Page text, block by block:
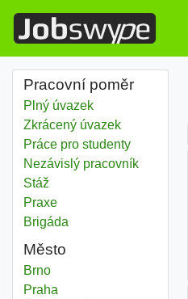
Pracovní poměr
Plný úvazek
Zkrácený úvazek
Práce pro studenty
Nezávislý pracovník
Stáž
Praxe
Brigáda
Město
System director
Brno
System director
Praha